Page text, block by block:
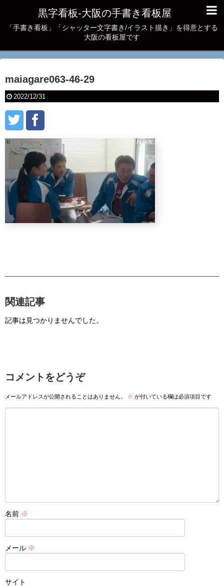
黒字看板‐大阪の手書き看板屋
「手書き看板」「シャッター文字書き/イラスト描き」を得意とする
大阪の看板屋です
maiagare063-46-29
2022/12/31
関連記事
記事は見つかりませんでした。
コメントをどうぞ
メールアドレスが公開されることはありません。 ※ が付いている欄は必須項目です
名前 ※
メール ※
サイト